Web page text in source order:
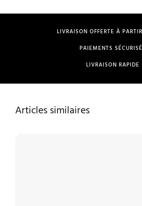
LIVRAISON OFFERTE À
PAIEMENTS
LIVRAISON RAPIDE
Articles similaires